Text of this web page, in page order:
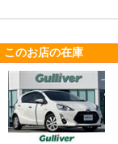
このお店の在庫